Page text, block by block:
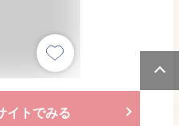
イトでみる